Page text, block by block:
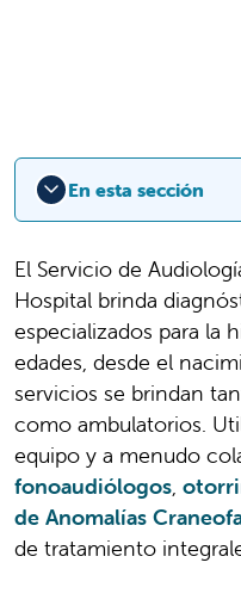
En esta sección
El Servicio de
Hospital brinda
especializados para la
edades, desde el
servicios se brindan
como ambulatorios.
equipo y a menudo
fonoaudiólogos,
de Anomalías
de tratamiento